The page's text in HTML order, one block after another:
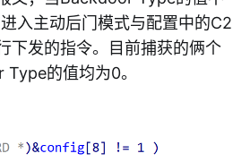
入主动后门模式与配置中的C2
下发的指令。目前捕获的俩个
的值均为0。